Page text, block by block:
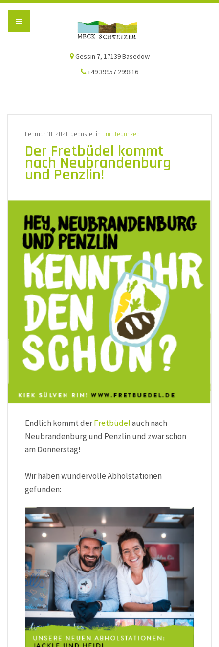
Gessin 7, 17139 Basedow
+49 39957 299816
Februar 18, 2021, gepostet in Uncategorized
Der Fretbüdel kommt
nach Neubrandenburg
und Penzlin!
Endlich kommt derFretbüdelauch nach
Neubrandenburg und Penzlin und zwar schon
am Donnerstag!
Wir haben wundervolle Abholstationen
gefunden: